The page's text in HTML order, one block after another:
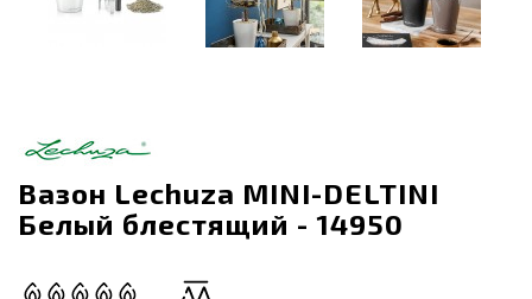
Вазон Lechuza MINI-DELTINI
Белый блестящий - 14950